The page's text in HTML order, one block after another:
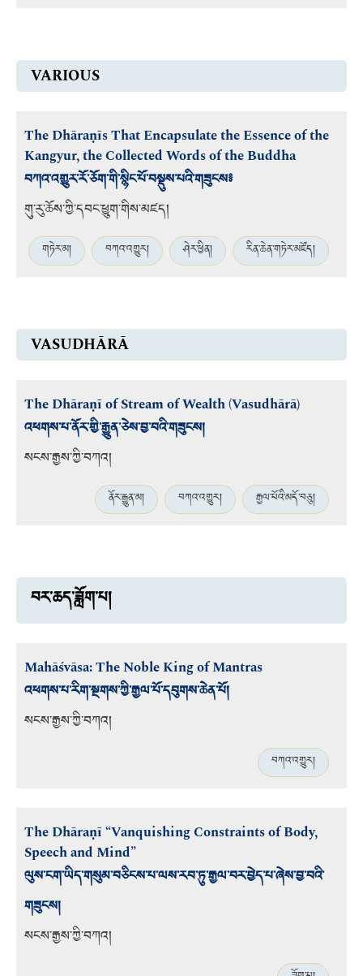
VARIOUS
The Dhāraṇīs That Encapsulate the Essence of the
Kangyur, the Collected Words of the Buddha
བཀའ་འགྱུར་རོ་ཅོག་གི་སྙིང་པོ་བསྡུས་པའི་གཟུངས༔
གུ་རུ་ཆོས་ཀྱི་དབང་ཕྱུག་གིས་མཛད།
གཏེར་མ། བཀའ་འགྱུར། ཤེར་ཕྱིན། རིན་ཆེན་གཏེར་མཛོད།
VASUDHĀRĀ
The Dhāraṇī of Stream of Wealth (Vasudhārā)
འཕགས་པ་ནོར་གྱི་རྒྱུན་ཅེས་བྱ་བའི་གཟུངས།
སངས་རྒྱས་ཀྱི་བཀའ།
ནོར་རྒྱུན་མ། བཀའ་འགྱུར། རྒྱལ་པོའི་མདོ་བཅུ།
བར་ཆད་ཟློག་པ།
Mahāśvāsa: The Noble King of Mantras
འཕགས་པ་རིག་སྔགས་ཀྱི་རྒྱལ་པོ་དབུགས་ཆེན་པོ།
སངས་རྒྱས་ཀྱི་བཀའ།
བཀའ་འགྱུར།
The Dhāraṇī “Vanquishing Constraints of Body,
Speech and Mind”
ལུས་ངག་ཡིད་གསུམ་བཅིངས་པ་ལས་རབ་ཏུ་རྒྱལ་བར་བྱེད་པ་ཞེས་བྱ་བའི་
གཟུངས།
སངས་རྒྱས་ཀྱི་བཀའ།